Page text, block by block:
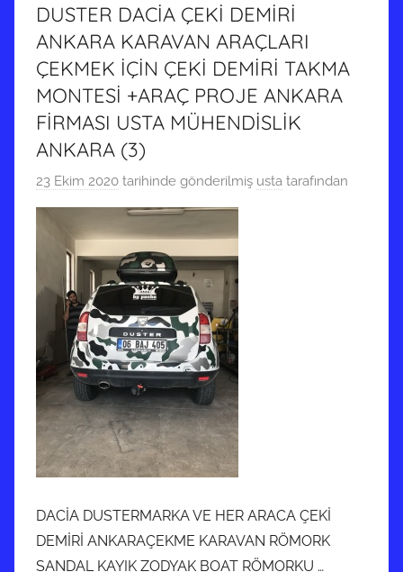
DUSTER DACİA ÇEKİ DEMİRİ
ANKARA KARAVAN ARAÇLARI
ÇEKMEK İÇİN ÇEKİ DEMİRİ TAKMA
MONTESİ +ARAÇ PROJE ANKARA
FİRMASI USTA MÜHENDİSLİK
ANKARA (3)
23 Ekim 2020 tarihinde gönderilmiş usta tarafından
DACİA DUSTERMARKA VE HER ARACA ÇEKİ
DEMİRİ ANKARAÇEKME KARAVAN RÖMORK
SANDAL KAYIK ZODYAK BOAT RÖMORKU …